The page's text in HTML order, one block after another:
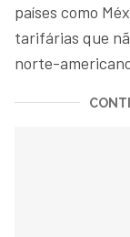
países como
tarifárias que
norte-